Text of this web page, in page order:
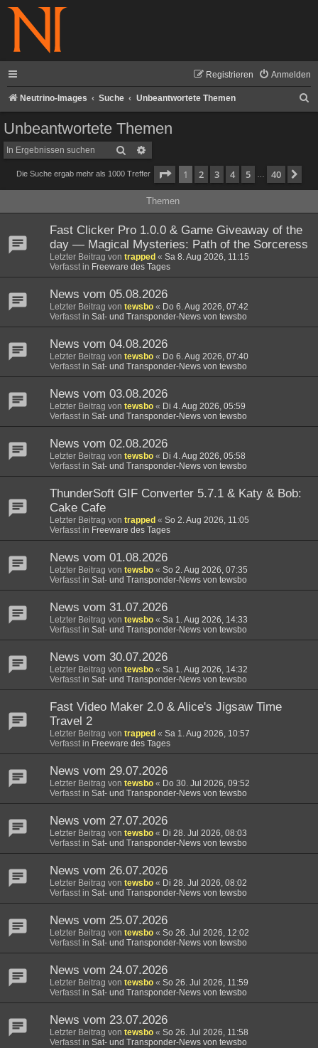
Anmelden
Registrieren
Neutrino-Images Suche Unbeantwortete Themen
Unbeantwortete Themen
Suche
Die Suche ergab mehr als 1000 Treffer Seite 1von 40
1 2 3 4 5 40
Themen
Fast Clicker Pro 1.0.0 & Game Giveaway of the
day — Magical Mysteries: Path of the Sorceress
Letzter Beitrag von trapped « Sa 8. Aug 2026, 11:15
Verfasst in Freeware des Tages
News vom 05.08.2026
Letzter Beitrag von tewsbo « Do 6. Aug 2026, 07:42
Verfasst in Sat- und Transponder-News von tewsbo
News vom 04.08.2026
Letzter Beitrag von tewsbo « Do 6. Aug 2026, 07:40
Verfasst in Sat- und Transponder-News von tewsbo
News vom 03.08.2026
Letzter Beitrag von tewsbo « Di 4. Aug 2026, 05:59
Verfasst in Sat- und Transponder-News von tewsbo
News vom 02.08.2026
Letzter Beitrag von tewsbo « Di 4. Aug 2026, 05:58
Verfasst in Sat- und Transponder-News von tewsbo
ThunderSoft GIF Converter 5.7.1 & Katy & Bob:
Cake Cafe
Letzter Beitrag von trapped « So 2. Aug 2026, 11:05
Verfasst in Freeware des Tages
News vom 01.08.2026
Letzter Beitrag von tewsbo « So 2. Aug 2026, 07:35
Verfasst in Sat- und Transponder-News von tewsbo
News vom 31.07.2026
Letzter Beitrag von tewsbo « Sa 1. Aug 2026, 14:33
Verfasst in Sat- und Transponder-News von tewsbo
News vom 30.07.2026
Letzter Beitrag von tewsbo « Sa 1. Aug 2026, 14:32
Verfasst in Sat- und Transponder-News von tewsbo
Fast Video Maker 2.0 & Alice's Jigsaw Time
Travel 2
Letzter Beitrag von trapped « Sa 1. Aug 2026, 10:57
Verfasst in Freeware des Tages
News vom 29.07.2026
Letzter Beitrag von tewsbo « Do 30. Jul 2026, 09:52
Verfasst in Sat- und Transponder-News von tewsbo
News vom 27.07.2026
Letzter Beitrag von tewsbo « Di 28. Jul 2026, 08:03
Verfasst in Sat- und Transponder-News von tewsbo
News vom 26.07.2026
Letzter Beitrag von tewsbo « Di 28. Jul 2026, 08:02
Verfasst in Sat- und Transponder-News von tewsbo
News vom 25.07.2026
Letzter Beitrag von tewsbo « So 26. Jul 2026, 12:02
Verfasst in Sat- und Transponder-News von tewsbo
News vom 24.07.2026
Letzter Beitrag von tewsbo « So 26. Jul 2026, 11:59
Verfasst in Sat- und Transponder-News von tewsbo
News vom 23.07.2026
Letzter Beitrag von tewsbo « So 26. Jul 2026, 11:58
Verfasst in Sat- und Transponder-News von tewsbo